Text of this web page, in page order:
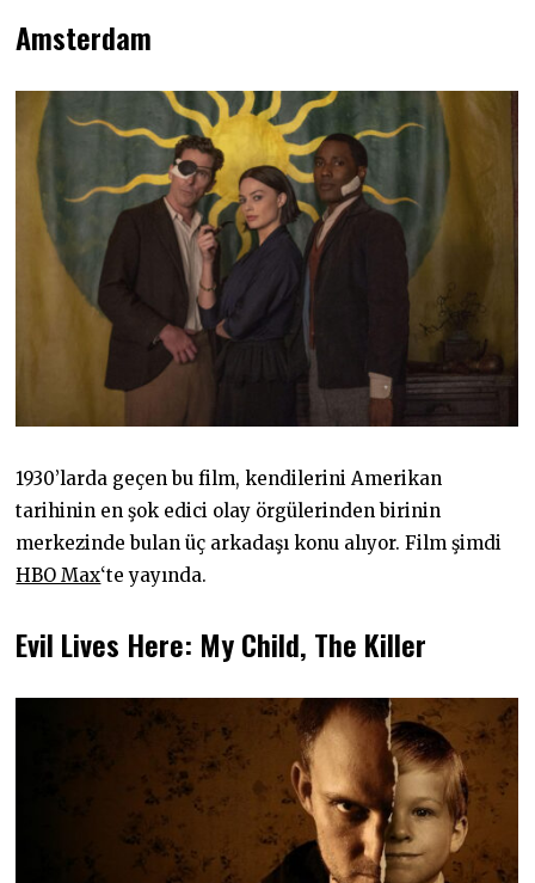
Amsterdam
1930’larda geçen bu film, kendilerini Amerikan
tarihinin en şok edici olay örgülerinden birinin
merkezinde bulan üç arkadaşı konu alıyor. Film şimdi
HBO Max‘te yayında.
Evil Lives Here: My Child, The Killer